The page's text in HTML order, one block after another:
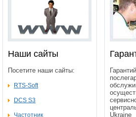
Наши сайты
Посетите наши сайты:
RTS-Soft
DCS S3
Частотник
Ukraine